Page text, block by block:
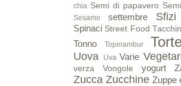
chia Semi di papavero
Sesamo
settembre Sfizi
Spinaci Street Food
Tonno Topinambur
Uova
Uva Varie
verza Vongole yogurt
Zucca Zucchine Zuppe